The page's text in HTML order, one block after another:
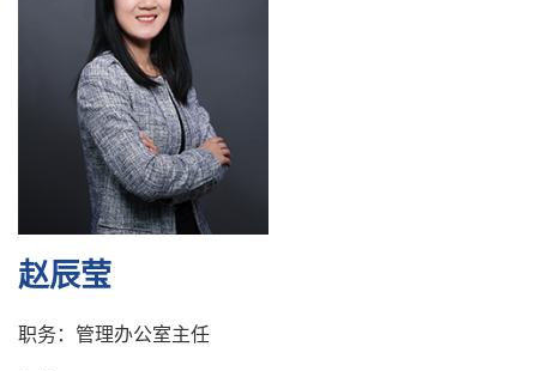
赵辰莹
职务：管理办公室主任